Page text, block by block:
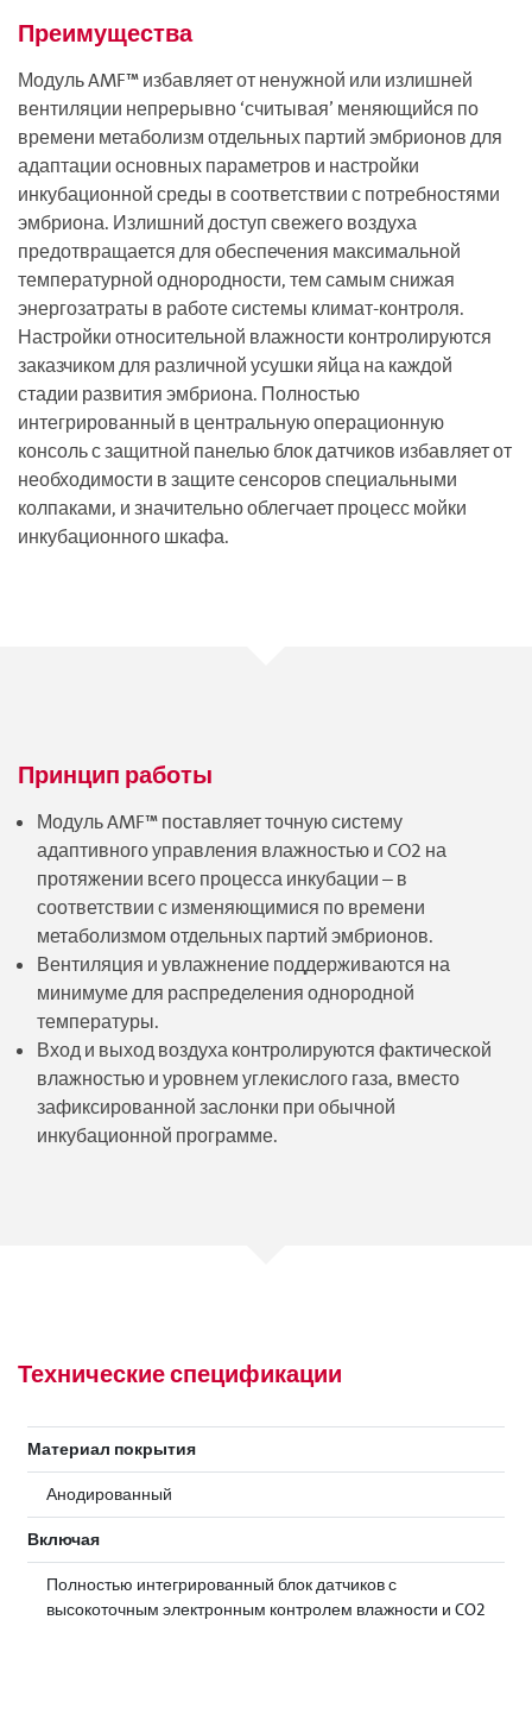
Преимущества
Модуль AMF™ избавляет от ненужной или излишней
вентиляции непрерывно ‘считывая’ меняющийся по
времени метаболизм отдельных партий эмбрионов для
адаптации основных параметров и настройки
инкубационной среды в соответствии с потребностями
эмбриона. Излишний доступ свежего воздуха
предотвращается для обеспечения максимальной
температурной однородности, тем самым снижая
энергозатраты в работе системы климат-контроля.
Настройки относительной влажности контролируются
заказчиком для различной усушки яйца на каждой
стадии развития эмбриона. Полностью
интегрированный в центральную операционную
консоль с защитной панелью блок датчиков избавляет от
необходимости в защите сенсоров специальными
колпаками, и значительно облегчает процесс мойки
инкубационного шкафа.
Принцип работы
Модуль AMF™ поставляет точную систему
адаптивного управления влажностью и CO2 на
протяжении всего процесса инкубации – в
соответствии с изменяющимися по времени
метаболизмом отдельных партий эмбрионов.
Вентиляция и увлажнение поддерживаются на
минимуме для распределения однородной
температуры.
Вход и выход воздуха контролируются фактической
влажностью и уровнем углекислого газа, вместо
зафиксированной заслонки при обычной
инкубационной программе.
Технические спецификации
Материал покрытия
Анодированный
Включая
Полностью интегрированный блок датчиков с
высокоточным электронным контролем влажности и CO2